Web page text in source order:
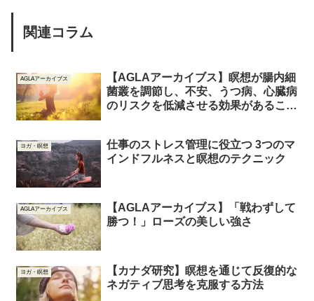
関連コラム
AGLAアーカイブス
【AGLAアーカイブス】瞑想が腸内細
菌叢を調節し、不安、うつ病、心臓病
のリスクを低減させる効果があること
ヨガ・瞑想
仕事のストレス管理に役立つ 3つのマ
インドフルネスと瞑想のテクニック
AGLAアーカイブス
【AGLAアーカイブス】「戦わずして
勝つ！」ローズの美しい強さ
ヨガ・瞑想
【カナダ研究】瞑想を通じて反復的な
ネガティブ思考を克服する方法